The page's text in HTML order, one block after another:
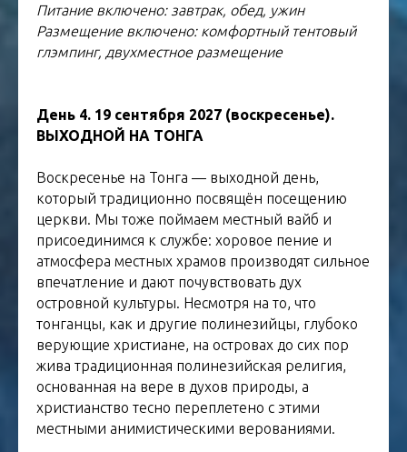
Питание включено: завтрак, обед, ужин
Размещение включено: комфортный тентовый
глэмпинг, двухместное размещение
День 4. 19 сентября 2027 (воскресенье).
ВЫХОДНОЙ НА ТОНГА
Воскресенье на Тонга — выходной день,
который традиционно посвящён посещению
церкви. Мы тоже поймаем местный вайб и
присоединимся к службе: хоровое пение и
атмосфера местных храмов производят сильное
впечатление и дают почувствовать дух
островной культуры. Несмотря на то, что
тонганцы, как и другие полинезийцы, глубоко
верующие христиане, на островах до сих пор
жива традиционная полинезийская религия,
основанная на вере в духов природы, а
христианство тесно переплетено с этими
местными анимистическими верованиями.